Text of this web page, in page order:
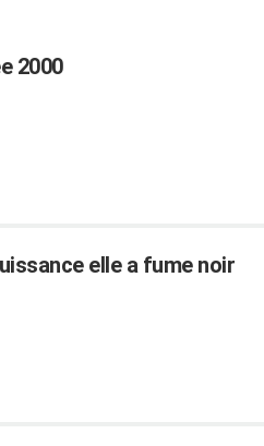
2000
elle a fume noir